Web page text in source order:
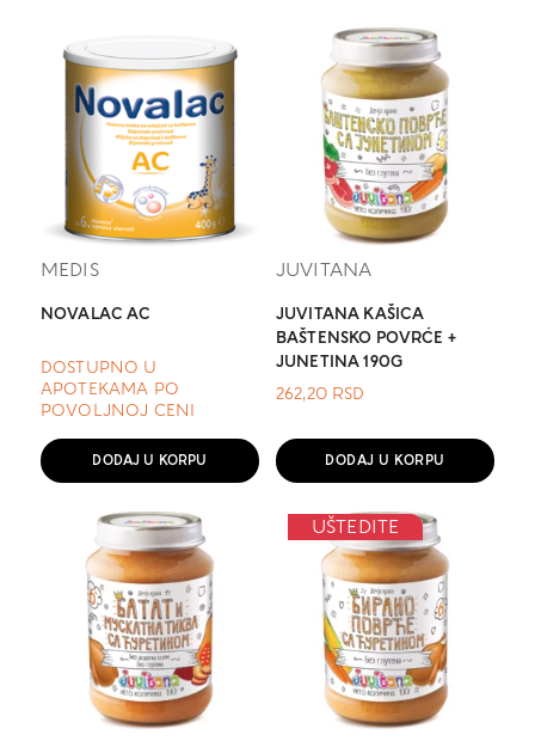
MEDIS
NOVALAC AC
DOSTUPNO U
APOTEKAMA PO
POVOLJNOJ CENI
DODAJ U KORPU
JUVITANA
JUVITANA KAŠICA
BAŠTENSKO POVRĆE +
JUNETINA 190G
262,20 RSD
DODAJ U KORPU
UŠTEDITE